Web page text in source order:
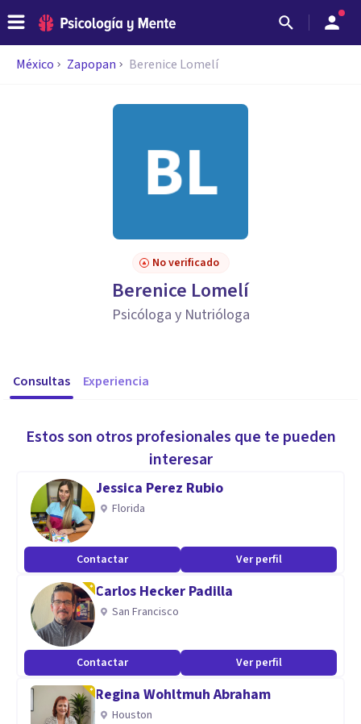
México Zapopan Berenice Lomelí
No verificado
Berenice Lomelí
Psicóloga y Nutrióloga
Consultas Experiencia
Estos son otros profesionales que te pueden
interesar
Jessica Perez Rubio
Florida
Contactar Ver perfil
Carlos Hecker Padilla
San Francisco
Contactar Ver perfil
Regina Wohltmuh Abraham
Houston